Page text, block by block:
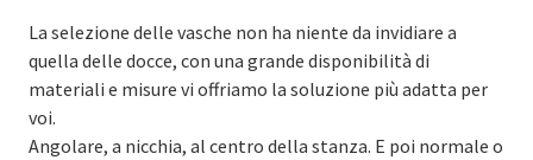
La selezione delle vasche non ha niente da invidiare a
quella delle docce, con una grande disponibilità di
materiali e misure vi offriamo la soluzione più adatta per
voi.
Angolare, a nicchia, al centro della stanza. E poi normale o